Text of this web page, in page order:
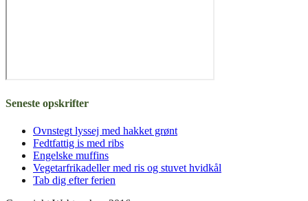
Seneste opskrifter
Ovnstegt lyssej med hakket grønt
Fedtfattig is med ribs
Engelske muffins
Vegetarfrikadeller med ris og stuvet hvidkål
Tab dig efter ferien